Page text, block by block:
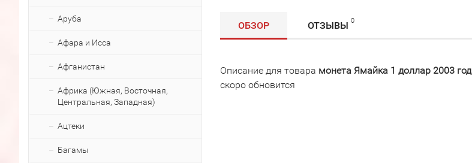
Аруба
Афара и Исса
Афганистан
Африка (Южная, Восточная,
Центральная, Западная)
Ацтеки
Багамы
ОБЗОР ОТЗЫВЫ 0
Описание для товара монета Ямайка 1 доллар 2003 год
скоро обновится